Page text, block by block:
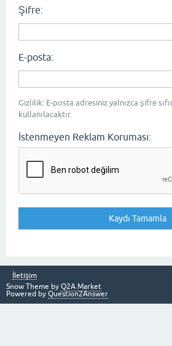
Şifre:
E-posta:
Gizlilik: E-posta adresiniz yalnızca şifre
kullanılacaktır.
İstenmeyen Reklam Koruması:
İletişim
Snow Theme by Q2A Market
Powered by Question2Answer